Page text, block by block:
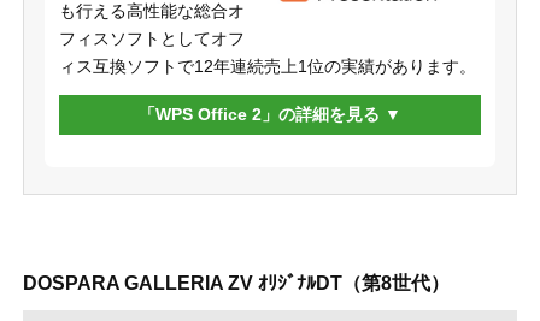
も行える高性能な総合オ
フィスソフトとしてオフ
ィス互換ソフトで12年連続売上1位の実績があります。
「WPS Office 2」の詳細を見る
DOSPARA GALLERIA ZV ｵﾘｼﾞﾅﾙDT（第8世代）